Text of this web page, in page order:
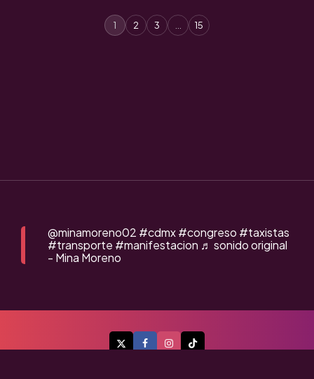
1 2 3 … 15
@minamoreno02 #cdmx#congreso #taxistas
#transporte #manifestacion ♬ sonido original
- Mina Moreno